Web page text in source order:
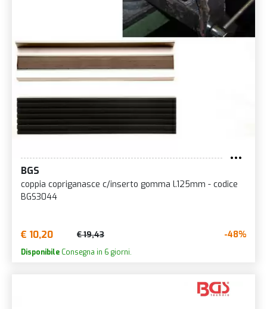
BGS
coppia copriganasce c/inserto gomma l.125mm - codice
BGS3044
€ 10,20 € 19,43 -48%
Disponibile Consegna in 6 giorni.